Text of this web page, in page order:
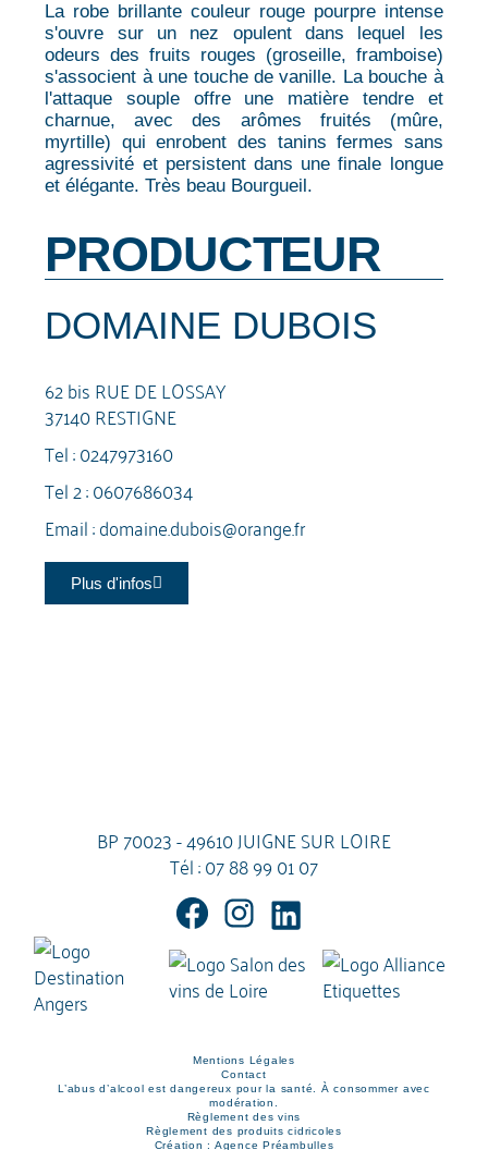
La robe brillante couleur rouge pourpre intense
s'ouvre sur un nez opulent dans lequel les
odeurs des fruits rouges (groseille, framboise)
s'associent à une touche de vanille. La bouche à
l'attaque souple offre une matière tendre et
charnue, avec des arômes fruités (mûre,
myrtille) qui enrobent des tanins fermes sans
agressivité et persistent dans une finale longue
et élégante. Très beau Bourgueil.
PRODUCTEUR
DOMAINE DUBOIS
62 bis RUE DE LOSSAY
37140 RESTIGNE
Tel :0247973160
Tel 2 :0607686034
Email :domaine.dubois@orange.fr
Plus d'infos
BP 70023 - 49610 JUIGNE SUR LOIRE
Tél :07 88 99 01 07
Mentions Légales
Contact
L’abus d’alcool est dangereux pour la santé. À consommer avec
modération.
Règlement des vins
Règlement des produits cidricoles
Création : Agence Préambulles